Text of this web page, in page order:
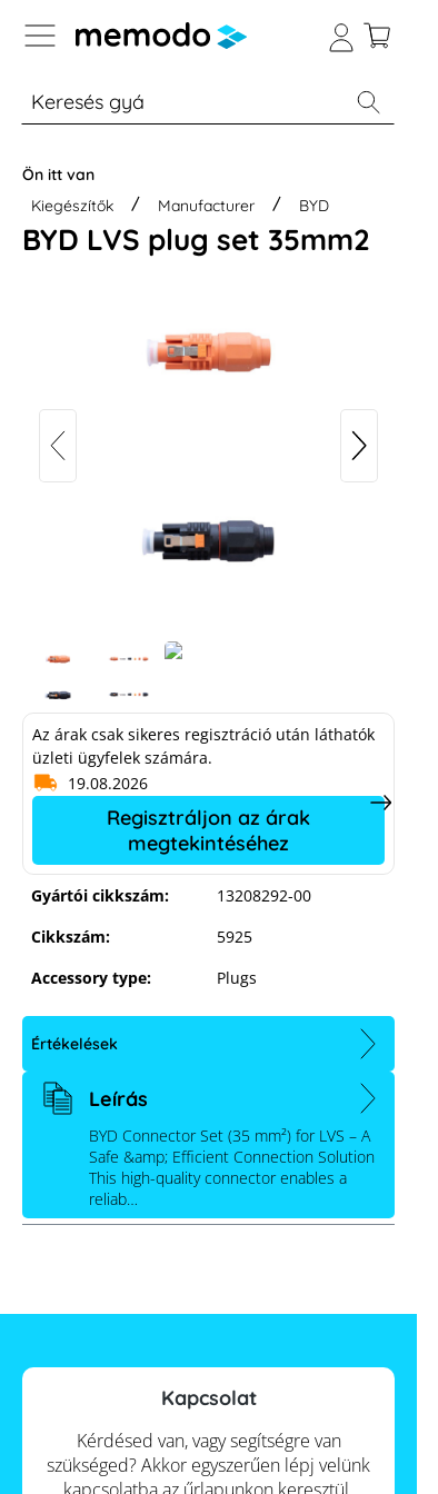
to B2B platform navigation
% Akció Otthoni energiatárolók
Ön itt van
Kiegészítők
Manufacturer BYD
BYD LVS plug set 35mm2
BYD LVS plug set 35mm2
Gyártói cikkszám:
13208292-00
Cikkszám:
5925
Accessory type:
Plugs
Az árak csak sikeres regisztráció után láthatók
üzleti ügyfelek számára.
19.08.2026
Regisztráljon az árak
megtekintéséhez
Értékelések
Leírás
BYD Connector Set (35 mm²) for LVS – A
Safe &amp; Efficient Connection Solution
This high-quality connector enables a
reliab…
Kapcsolat
Kérdésed van, vagy segítségre van
szükséged? Akkor egyszerűen lépj velünk